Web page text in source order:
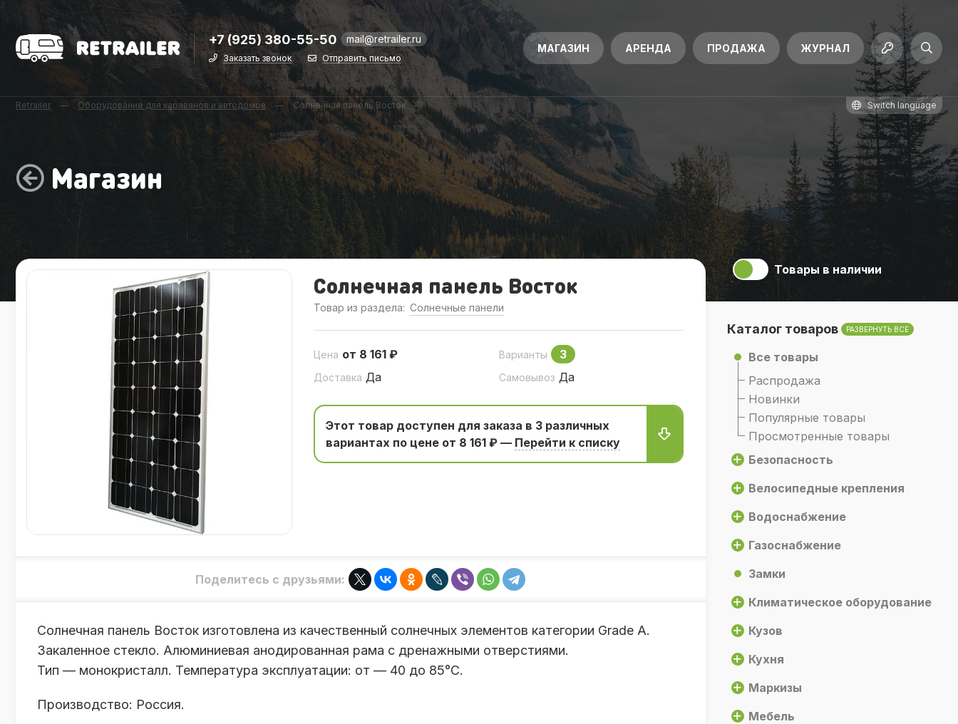
+7 (925) 380-55-50 mail@retrailer.ru
Заказать звонок Отправить письмо
МАГАЗИН АРЕНДА ПРОДАЖА ЖУРНАЛ
Retrailer — Оборудование для караванов и автодомов — Солнечная панель Восток Switch language
Магазин
Солнечная панель Восток
Товар из раздела: Солнечные панели
Цена от 8 161 ₽ Варианты 3
Доставка Да Самовывоз Да
Этот товар доступен для заказа в 3 различных
вариантаx по цене от 8 161 ₽ — Перейти к списку
Поделитесь с друзьями:
Солнечная панель Восток изготовлена из качественный солнечных элементов категории Grade A.
Закаленное стекло. Алюминиевая анодированная рама с дренажными отверстиями.
Тип — монокристалл. Температура эксплуатации: от — 40 до 85°С.
Производство: Россия.
Товары в наличии
Каталог товаров РАЗВЕРНУТЬ ВСЕ
Все товары
Распродажа
Новинки
Популярные товары
Просмотренные товары
Безопасность
Велосипедные крепления
Водоснабжение
Газоснабжение
Замки
Климатическое оборудование
Кузов
Кухня
Маркизы
Мебель